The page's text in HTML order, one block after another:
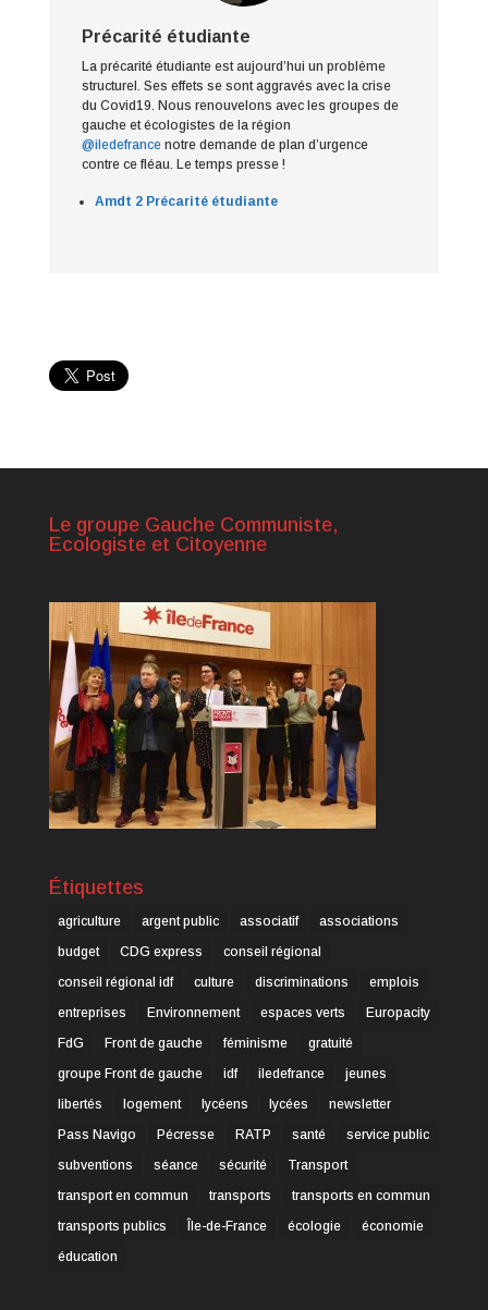
Précarité étudiante
La précarité étudiante est aujourd’hui un problème
structurel. Ses effets se sont aggravés avec la crise
du Covid19. Nous renouvelons avec les groupes de
gauche et écologistes de la région
@iledefrance notre demande de plan d’urgence
contre ce fléau. Le temps presse !
Amdt 2 Précarité étudiante
Le groupe Gauche Communiste,
Ecologiste et Citoyenne
Étiquettes
agriculture argent public associatif
associations
budget
CDG express
conseil régional
conseil régional idf
culture discriminations
emplois
entreprises
Environnement espaces verts
Europacity
FdG
Front de gauche féminisme
gratuité
groupe Front de gauche
idf iledefrance
jeunes
libertés
logement lycéens lycées
newsletter
Pass Navigo
Pécresse RATP santé
service public
subventions
séance sécurité
Transport
transport en commun
transports
transports en commun
transports publics
Île-de-France écologie
économie
éducation